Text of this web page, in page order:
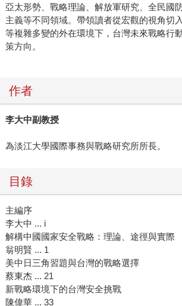
亞太形勢、戰略理論、解放軍研究、全民國
主義等不同領域。帶領讀者從宏觀的視角切
等複雜多變的外在環境下，台灣未來戰略行
策方向。
作者
李大中副教授
為淡江大學國際事務與戰略研究所所長。
目錄
主編序
李大中 ... i
解構中國國家安全戰略：理論、途徑與實際
翁明賢 ... 1
美中日三角習題與台灣的戰略選擇
蔡東杰 ... 21
新戰略環境下的台灣安全挑戰
陳偉華 ... 33